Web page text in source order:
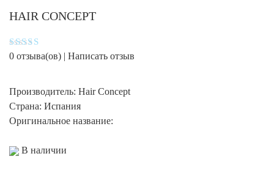
HAIR CONCEPT
Оценка
из 5
0 отзыва(ов) | Написать отзыв
Производитель: Hair Concept
Страна: Испания
Оригинальное название:
В наличии